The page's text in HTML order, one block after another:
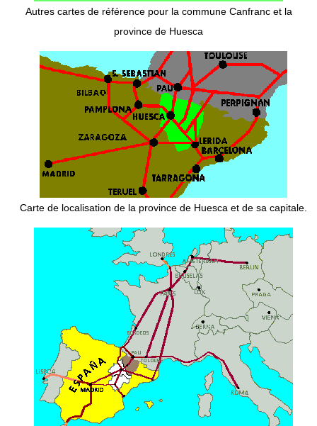
Autres cartes de référence pour la commune Canfranc et la
province de Huesca
Carte de localisation de la province de Huesca et de sa capitale.